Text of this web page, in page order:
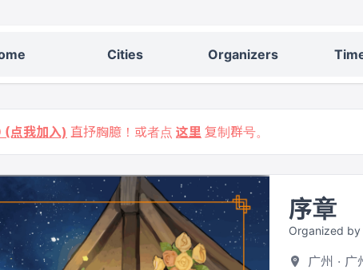
Cities Organizers
点我加入) 直抒胸臆！或者点 这里 复制群号。
序章
Organized by
广州 ·